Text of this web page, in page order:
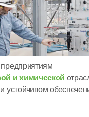
и химической
устойчивом